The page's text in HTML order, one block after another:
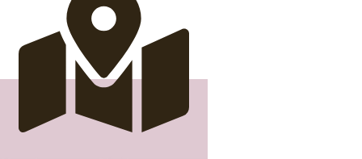
Horaire d'ouverture
Lundi - Samedi